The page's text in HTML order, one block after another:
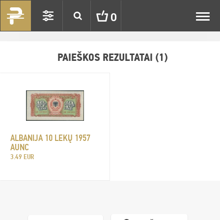
0
PAIEŠKOS REZULTATAI (1)
ALBANIJA 10 LEKŲ 1957
AUNC
3.49 EUR